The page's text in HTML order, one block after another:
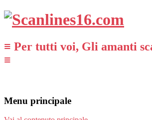
≡ Per tutti voi, Gli amanti
≡
Menu principale